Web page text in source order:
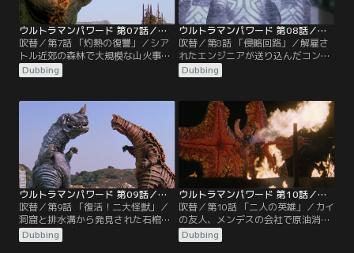
ウルトラマンパワード 第07話／吹替
吹替／第7話 「灼熱の復讐」／シア
トル近郊の森林で大規模な山火事が
頻発。高熱怪獣ザンボラーの仕業だ
った。W.I.N.R.の攻撃は通用せず、
ガ・スペシウム光線」も効かない。
パワードはW.I.N.R.の総攻撃を止
め、テレパシーでザンボラーの決死
の説得を試みる…。
Dubbing
ウルトラマンパワード 第08話／吹替
吹替／第8話 「侵略回路」／解雇さ
れたエンジニアが送り込んだコンピ
ューター生命体ダダが、人間を捕獲
し実体化。ニューロネット社に潜入
はパワードに変身。合体巨大化した
ダダと対決する！
Dubbing
ウルトラマンパワード 第09話／吹替
吹替／第9話 「復活！二大怪獣」／
洞窟と排水溝から発見された石棺か
ら、3000年前の怪獣アボラスとバニ
ラが復活。両者は激しい死闘を繰り
Dubbing
ウルトラマンパワード 第10話／吹替
吹替／第10話 「二人の英雄」／カイ
の友人、メンデスの会社で原油消失
事件が発生。W.I.N.R.は原油を食べ
る怪獣ペスターを特定するも、海中
Dubbing